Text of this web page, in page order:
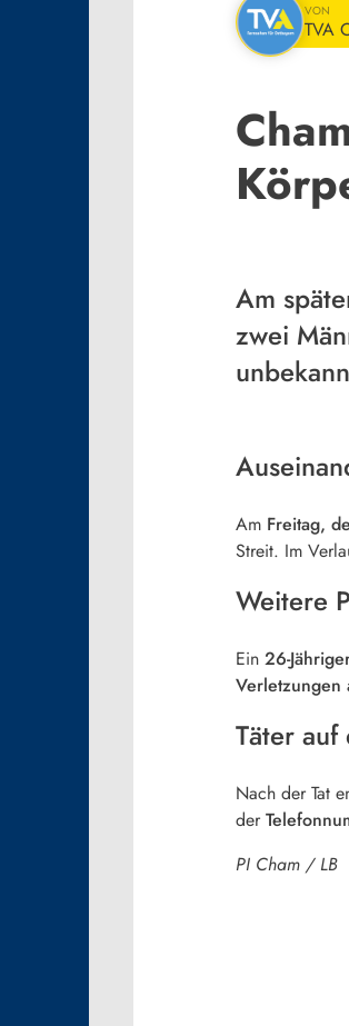
VON
TVA
Am
zwei
Am Freitag,
Streit. Im
Weitere
Ein 26-
Verletzungen
Täter
Nach der Tat
der
PI Cham / LB